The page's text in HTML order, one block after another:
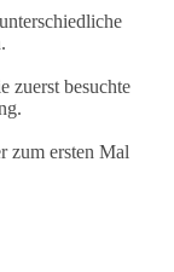
zuerst besuchte
zum ersten Mal